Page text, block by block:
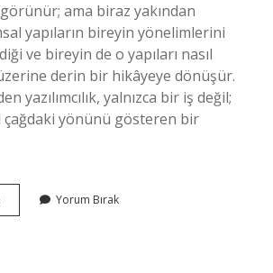
ama biraz yakından
yapıların bireyin yönelimlerini
ve bireyin de o yapıları nasıl
derin bir hikâyeye dönüşür.
yazılımcılık, yalnızca bir iş değil;
yönünü gösteren bir
yazılımcı
Yorum Bırak